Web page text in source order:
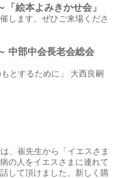
「絵本よみきかせ会」
します。ぜひご来場くださ
中部中会長老会総会
とするために」 大西良嗣
、崔先生から「イエスさま
の人をイエスさまに連れて
して頂けました、新しく購